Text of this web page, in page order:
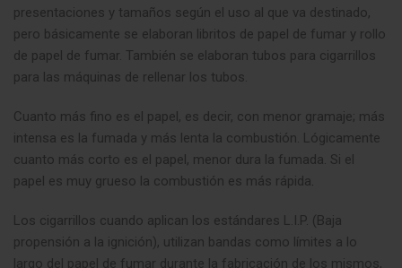
presentaciones y tamaños según el uso al que va destinado,
pero básicamente se elaboran libritos de papel de fumar y rollo
de papel de fumar. También se elaboran tubos para cigarrillos
para las máquinas de rellenar los tubos.
Cuanto más fino es el papel, es decir, con menor gramaje; más
intensa es la fumada y más lenta la combustión. Lógicamente
cuanto más corto es el papel, menor dura la fumada. Si el
papel es muy grueso la combustión es más rápida.
Los cigarrillos cuando aplican los estándares L.I.P. (Baja
propensión a la ignición), utilizan bandas como límites a lo
largo del papel de fumar durante la fabricación de los mismos,